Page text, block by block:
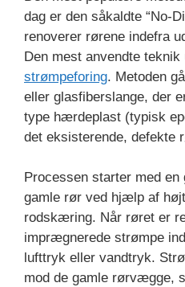
dag er den såkaldte “No-
renoverer rørene indefra
Den mest anvendte
strømpeforing. Metoden
eller glasfiberslange, der
type hærdeplast (typisk
det eksisterende, defekte
Processen starter med
gamle rør ved hjælp af
rodskæring. Når røret er
imprægnerede strømpe
lufttryk eller vandtryk.
mod de gamle rørvægge,